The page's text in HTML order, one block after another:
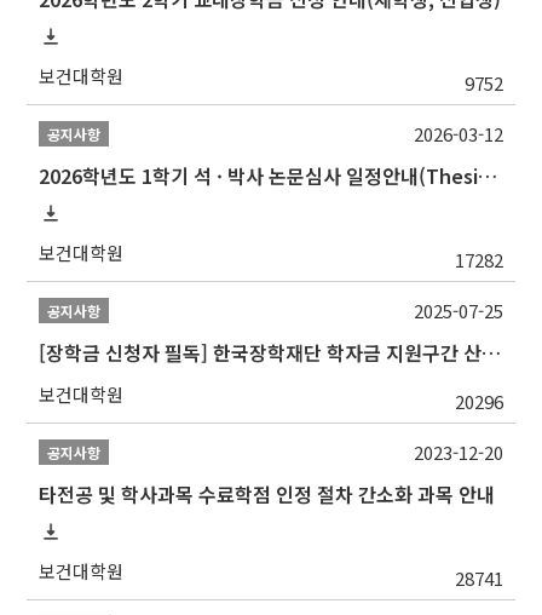
보건대학원 9752
공지사항
2026학년도 1학기 석 · 박사 논문심사 일정안내(Thesis Defense Schedules)
보건대학원 17282
2026-03-12
공지사항
[장학금 신청자 필독] 한국장학재단 학자금 지원구간 산정 권고
보건대학원 20296
2025-07-25
공지사항
타전공 및 학사과목 수료학점 인정 절차 간소화 과목 안내
보건대학원 28741
2023-12-20